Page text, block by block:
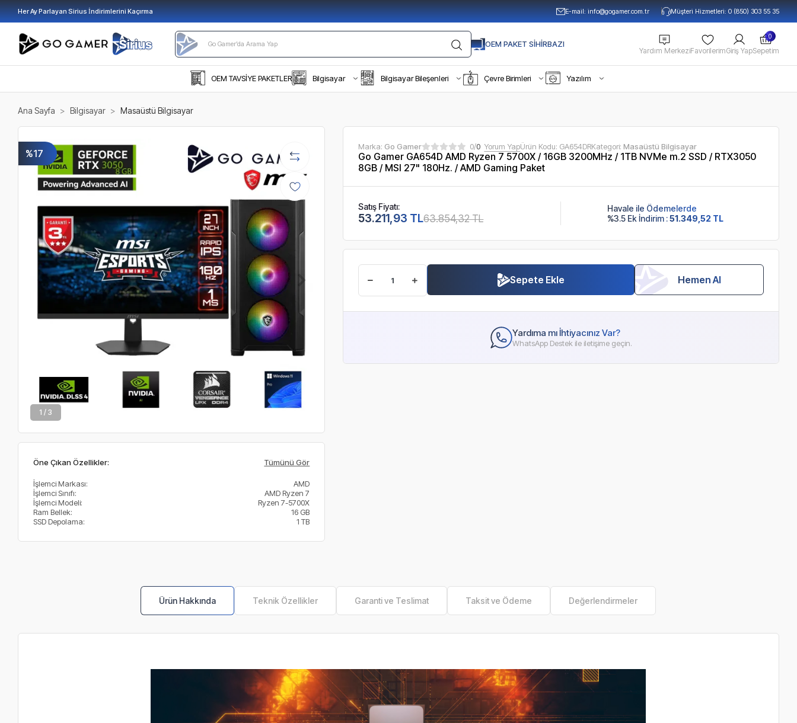
Her Ay Parlayan Sirius İndirimlerini Kaçırma E-mail:info@gogamer.com.tr Müşteri Hizmetleri: 0 (850) 303 55 35
OEM PAKET SIHIRBAZI
Yardım MerkeziFavorilerimGiriş Yap
0
Sepetim
OEM TAVSİYE PAKETLER Bilgisayar Bilgisayar Bileşenleri Çevre Birimleri Yazılım
Ana Sayfa Bilgisayar Masaüstü Bilgisayar
%17
2 / 3
Öne Çıkan Özellikler: Tümünü Gör
İşlemci Markası:
AMD
İşlemci Sınıfı:
AMD Ryzen 7
İşlemci Modeli:
Ryzen 7-5700X
Ram Bellek:
16 GB
SSD Depolama:
1 TB
Marka:Go Gamer 0/0 Yorum YapÜrün Kodu: GA654DRKategori:Masaüstü Bilgisayar
Go Gamer GA654D AMD Ryzen 7 5700X / 16GB 3200MHz / 1TB NVMe m.2 SSD / RTX3050
8GB / MSI 27" 180Hz. / AMD Gaming Paket
Satış Fiyatı:
53.211,93 TL63.854,32 TL
Havale ile Ödemelerde
%3.5 Ek İndirim :51.349,52 TL
Sepete Ekle Hemen Al
Yardıma mı İhtiyacınız Var?
WhatsApp Destek ile iletişime geçin.
Ürün Hakkında Teknik Özellikler Garanti ve Teslimat Taksit ve Ödeme Değerlendirmeler